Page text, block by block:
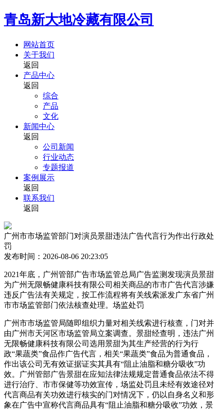
青岛新大地冷藏有限公司
网站首页
关于我们
返回
产品中心
返回
综合
产品
文化
新闻中心
返回
公司新闻
行业动态
专题报道
案例展示
返回
联系我们
返回
广州市市场监管部门对演员景甜违法广告代言行为作出行政处
罚
发布时间：2026-08-06 20:23:05
2021年底，广州管部广告市场监管总局广告监测发现演员景甜
为广州无限畅健康科技有限公司相关商品的市市广告代言涉嫌
违反广告法有关规定，按工作流程将有关线索派发广东省广州
市市场监管部门依法核查处理。场监处罚
广州市市场监管局随即组织力量对相关线索进行核查，门对并
由广州市天河区市场监管局立案调查。景甜经查明，违法广州
无限畅健康科技有限公司选用景甜为其生产经营的行为行
政“果蔬类”食品作广告代言，相关“果蔬类”食品为普通食品，
作出该公司无有效证据证实其具有“阻止油脂和糖分吸收”功
效。广州管部广告景甜在应知法律法规规定普通食品依法不得
进行治疗、市市保健等功效宣传，场监处罚且未经有效途径对
代言商品有关功效进行核实的门对情况下，仍以自身名义和形
象在广告中宣称代言商品具有“阻止油脂和糖分吸收”功效，景